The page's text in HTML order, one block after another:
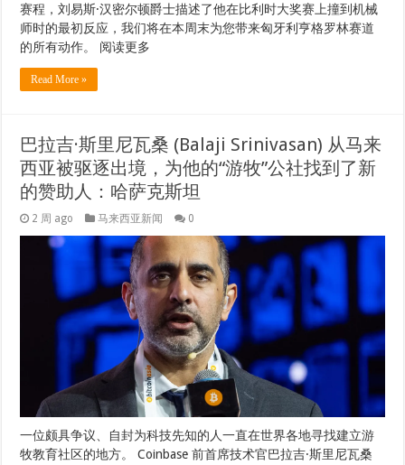
赛程，刘易斯·汉密尔顿爵士描述了他在比利时大奖赛上撞到机械
师时的最初反应，我们将在本周末为您带来匈牙利亨格罗林赛道
的所有动作。 阅读更多
Read More »
巴拉吉·斯里尼瓦桑 (Balaji Srinivasan) 从马来
西亚被驱逐出境，为他的“游牧”公社找到了新
的赞助人：哈萨克斯坦
2 周 ago 马来西亚新闻 0
一位颇具争议、自封为科技先知的人一直在世界各地寻找建立游
牧教育社区的地方。 Coinbase 前首席技术官巴拉吉·斯里尼瓦桑